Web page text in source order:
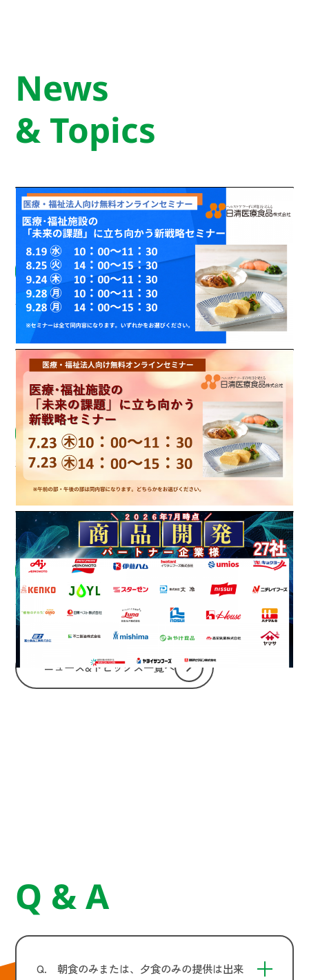
News
& Topics
【2026年8月・9月】医療・福祉法人向け無料オン
ラインセミナー開催
お知らせ
2026.08.04
【2026年7月】医療・福祉法人向け無料オンライン
セミナー開催
2026.07.09
株式会社ヤヨイサンフーズ様商品導入のお知らせ
お知らせ
2026.07.01
ニュース&トピックス一覧へ
Q & A
Q.
朝食のみまたは、夕食のみの提供は出来